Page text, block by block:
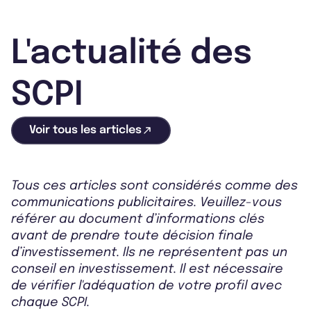
L'actualité des
SCPI
Voir tous les articles
Tous ces articles sont considérés comme des
communications publicitaires. Veuillez-vous
référer au document d’informations clés
avant de prendre toute décision finale
d’investissement. Ils ne représentent pas un
conseil en investissement. Il est nécessaire
de vérifier l'adéquation de votre profil avec
chaque SCPI.